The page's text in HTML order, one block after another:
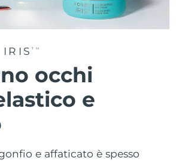
IRISTM
occhi
e
e affaticato è spesso